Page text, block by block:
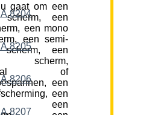
gaat om een
scherm, een
een mono
een semi-
scherm, een
scherm,
of
een
een
een